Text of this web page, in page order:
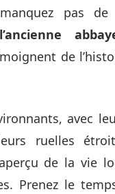
pas
de
avec
ruelles
de la vie
Prenez le